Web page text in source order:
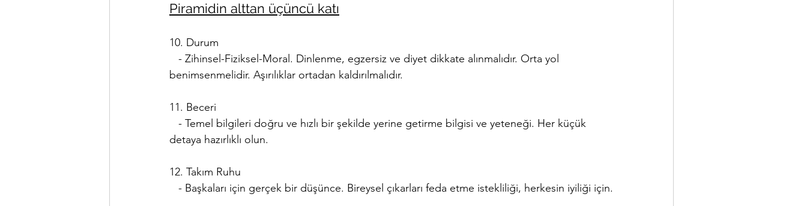
Piramidin alttan üçüncü katı
10. Durum
- Zihinsel-Fiziksel-Moral. Dinlenme, egzersiz ve diyet dikkate alınmalıdır. Orta yol
benimsenmelidir. Aşırılıklar ortadan kaldırılmalıdır.
11. Beceri
- Temel bilgileri doğru ve hızlı bir şekilde yerine getirme bilgisi ve yeteneği. Her küçük
detaya hazırlıklı olun.
12. Takım Ruhu
- Başkaları için gerçek bir düşünce. Bireysel çıkarları feda etme istekliliği, herkesin iyiliği için.